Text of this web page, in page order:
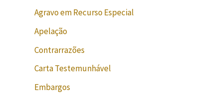
Agravo em Recurso Especial
Apelação
Contrarrazões
Carta Testemunhável
Embargos